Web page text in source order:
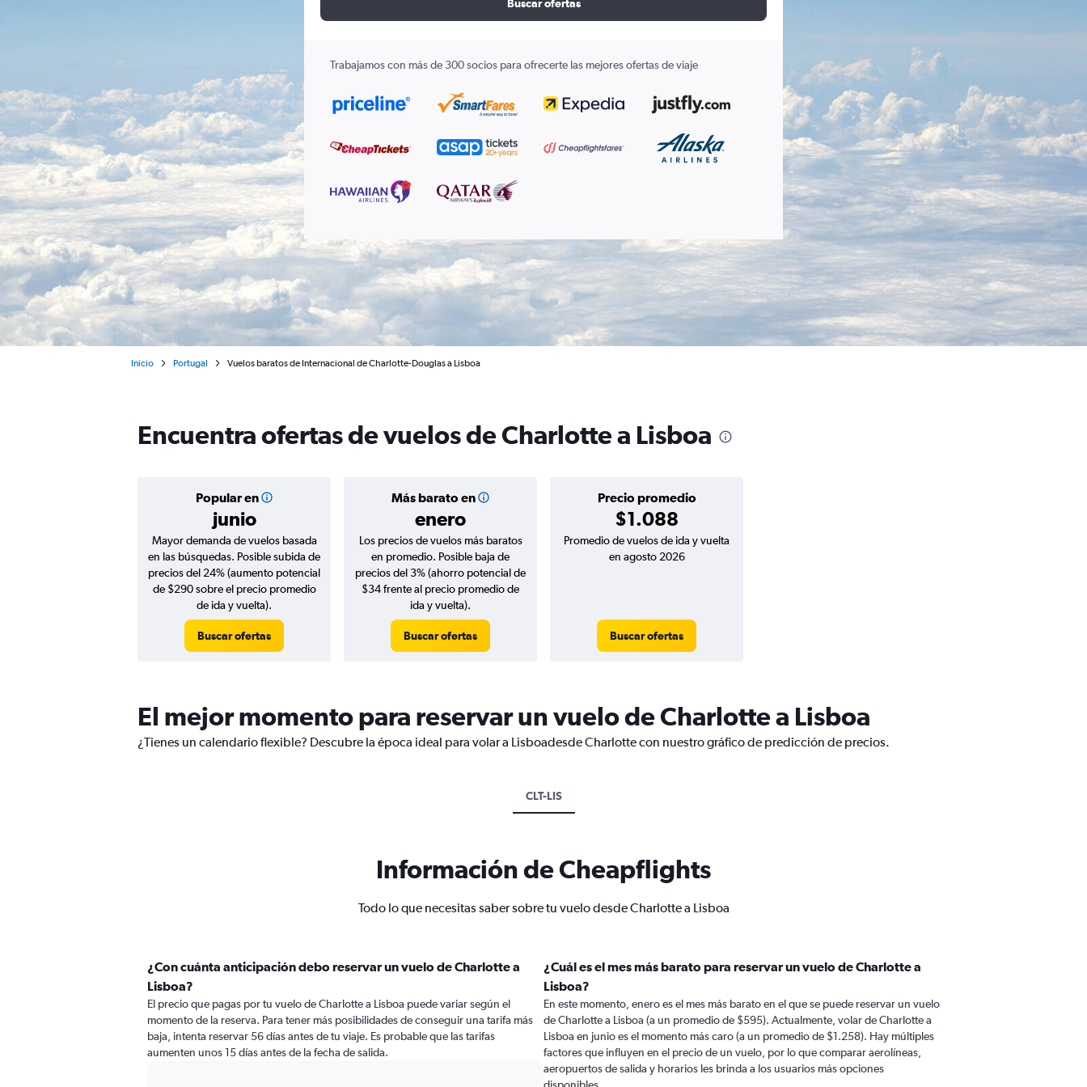
Buscar ofertas
Trabajamos con más de 300 socios para ofrecerte las mejores ofertas de viaje
Inicio Portugal Vuelos baratos de Internacional de Charlotte-Douglas a Lisboa
Encuentra ofertas de vuelos de Charlotte a Lisboa
Popular en
junio
Más barato en
enero
Precio promedio
$1.088
Mayor demanda de vuelos basada
en las búsquedas. Posible subida de
precios del 24% (aumento potencial
de $290 sobre el precio promedio
de ida y vuelta).
Buscar ofertas
Los precios de vuelos más baratos
en promedio. Posible baja de
precios del 3% (ahorro potencial de
$34 frente al precio promedio de
ida y vuelta).
Buscar ofertas
Promedio de vuelos de ida y vuelta
en agosto 2026
Buscar ofertas
El mejor momento para reservar un vuelo de Charlotte a Lisboa
¿Tienes un calendario flexible? Descubre la época ideal para volar a Lisboadesde Charlotte con nuestro gráfico de predicción de precios.
CLT-LIS
Información de Cheapflights
Todo lo que necesitas saber sobre tu vuelo desde Charlotte a Lisboa
¿Con cuánta anticipación debo reservar un vuelo de Charlotte a
Lisboa?
El precio que pagas por tu vuelo de Charlotte a Lisboa puede variar según el
momento de la reserva. Para tener más posibilidades de conseguir una tarifa más
baja, intenta reservar 56 días antes de tu viaje. Es probable que las tarifas
aumenten unos 15 días antes de la fecha de salida.
¿Cuál es el mes más barato para reservar un vuelo de Charlotte a
Lisboa?
En este momento, enero es el mes más barato en el que se puede reservar un vuelo
de Charlotte a Lisboa (a un promedio de $595). Actualmente, volar de Charlotte a
Lisboa en junio es el momento más caro (a un promedio de $1.258). Hay múltiples
factores que influyen en el precio de un vuelo, por lo que comparar aerolíneas,
aeropuertos de salida y horarios les brinda a los usuarios más opciones